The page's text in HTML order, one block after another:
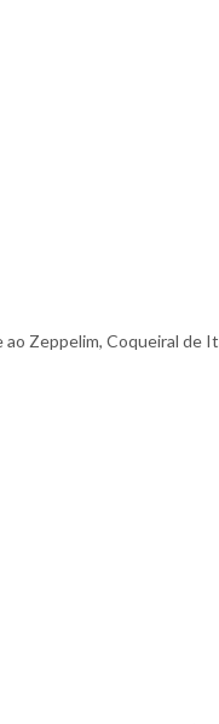
Zeppelim, Coqueiral de